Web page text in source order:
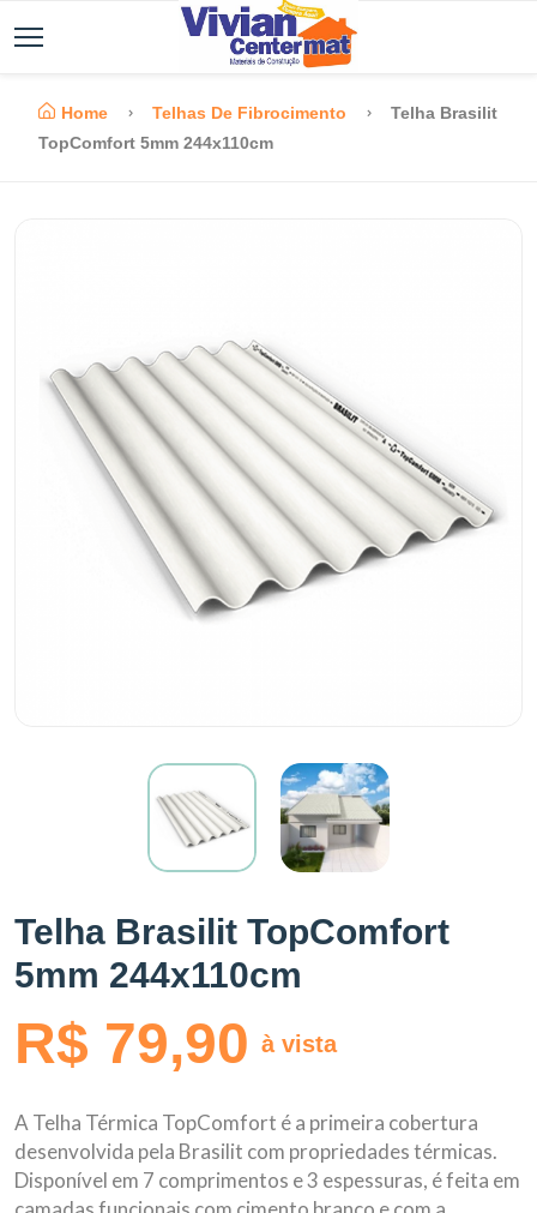
Home Telhas De Fibrocimento
Telha Brasilit
TopComfort 5mm 244x110cm
Telha Brasilit TopComfort
5mm 244x110cm
R$ 79,90 à vista
A Telha Térmica TopComfort é a primeira cobertura
desenvolvida pela Brasilit com propriedades térmicas.
Disponível em 7 comprimentos e 3 espessuras, é feita em